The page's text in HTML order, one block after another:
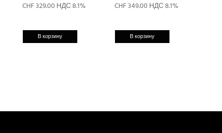
CHF329.00 НДС 8.1%
В корзину
CHF349.00 НДС 8.1%
В корзину